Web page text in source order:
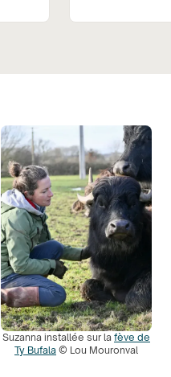
Suzanna installée sur la fève de
Ty Bufala © Lou Mouronval